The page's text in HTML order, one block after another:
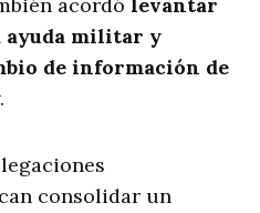
ayuda militar y
de información de
consolidar un